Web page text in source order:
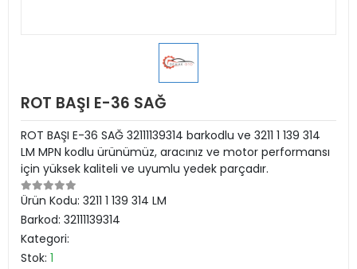
ROT BAŞI E-36 SAĞ
ROT BAŞI E-36 SAĞ 32111139314 barkodlu ve 3211 1 139 314
LM MPN kodlu ürünümüz, aracınız ve motor performansı
için yüksek kaliteli ve uyumlu yedek parçadır.
Ürün Kodu: 3211 1 139 314 LM
Barkod: 32111139314
Kategori:
Stok: 1